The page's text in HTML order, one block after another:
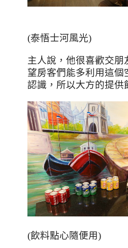
(泰悟士河風光)
主人說，他很喜歡交朋
望房客們能多利用這個
認識，所以大方的提供
(飲料點心隨便用)